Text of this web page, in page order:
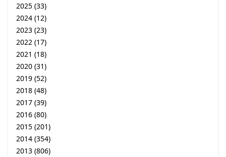
2025 (33)
2024 (12)
2023 (23)
2022 (17)
2021 (18)
2020 (31)
2019 (52)
2018 (48)
2017 (39)
2016 (80)
2015 (201)
2014 (354)
2013 (806)